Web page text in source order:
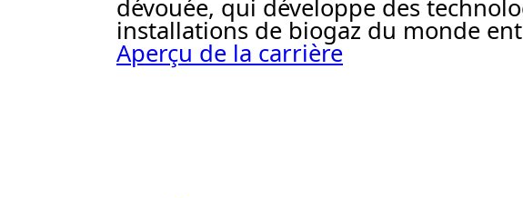
dévouée, qui développe des
installations de biogaz du monde
Aperçu de la carrière